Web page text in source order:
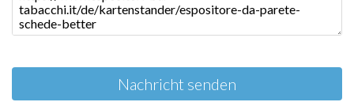
Nachricht senden